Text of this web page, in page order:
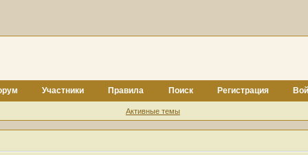
Участники Правила Поиск Регистрация
Активные темы